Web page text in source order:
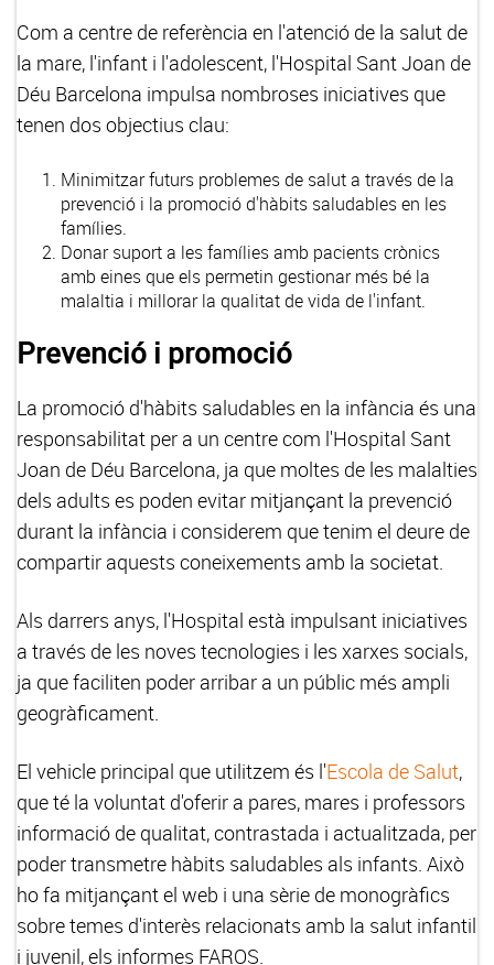
Com a centre de referència en l'atenció de la salut de
la mare, l'infant i l'adolescent, l'Hospital Sant Joan de
Déu Barcelona impulsa nombroses iniciatives que
tenen dos objectius clau:
Minimitzar futurs problemes de salut a través de la
prevenció i la promoció d'hàbits saludables en les
famílies.
Donar suport a les famílies amb pacients crònics
amb eines que els permetin gestionar més bé la
malaltia i millorar la qualitat de vida de l'infant.
Prevenció i promoció
La promoció d'hàbits saludables en la infància és una
responsabilitat per a un centre com l'Hospital Sant
Joan de Déu Barcelona, ja que moltes de les malalties
dels adults es poden evitar mitjançant la prevenció
durant la infància i considerem que tenim el deure de
compartir aquests coneixements amb la societat.
Als darrers anys, l'Hospital està impulsant iniciatives
a través de les noves tecnologies i les xarxes socials,
ja que faciliten poder arribar a un públic més ampli
geogràficament.
El vehicle principal que utilitzem és l'Escola de Salut,
que té la voluntat d'oferir a pares, mares i professors
informació de qualitat, contrastada i actualitzada, per
poder transmetre hàbits saludables als infants. Això
ho fa mitjançant el web i una sèrie de monogràfics
sobre temes d'interès relacionats amb la salut infantil
i juvenil, els informes FAROS.